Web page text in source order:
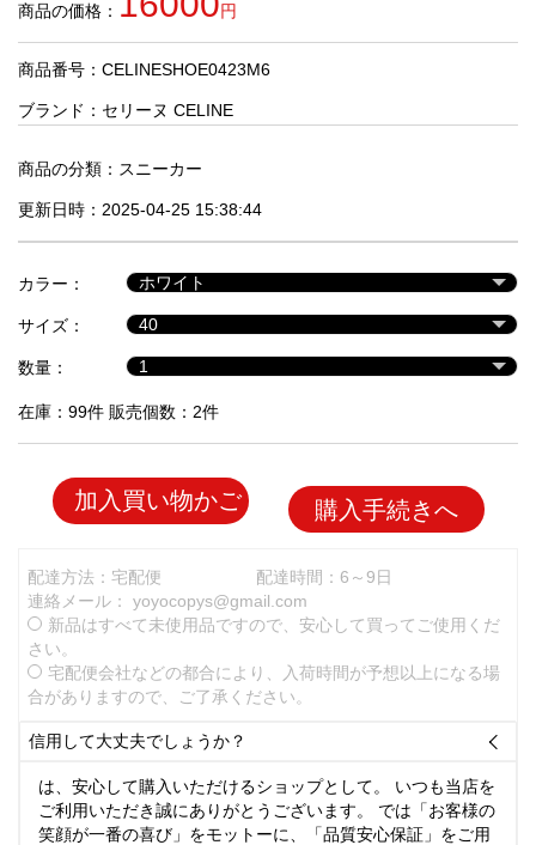
人
気
商
セ
ル
品
商品の価格： 円
商品番号：CELINESHOE0423M6
ブランド： セリーヌ CELINE
商品の分類： スニーカー
更新日時：2025-04-25 15:38:44
カラー：
サイズ：
数量：
在庫：99件 販売個数：2件
加入買い物かご 購入手続きへ
配達方法：宅配便
配達時間：6～9日
連絡メール： yoyocopys@gmail.com
新品はすべて未使用品ですので、安心して買ってご使用くだ
さい。
宅配便会社などの都合により、入荷時間が予想以上になる場
合がありますので、ご了承ください。
信用して大丈夫でしょうか？ 
は、安心して購入いただけるショップとして。 いつも当店を
ご利用いただき誠にありがとうございます。 では「お客様の
笑顔が一番の喜び」をモットーに、「品質安心保証」をご用